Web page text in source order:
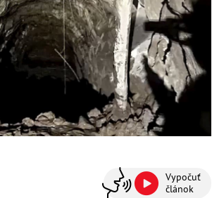
Vypočuť
článok